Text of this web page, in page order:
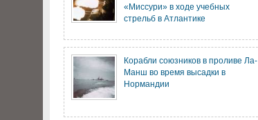
«Миссури» в ходе учебных
стрельб в Атлантике
Корабли союзников в проливе Ла-
Манш во время высадки в
Нормандии